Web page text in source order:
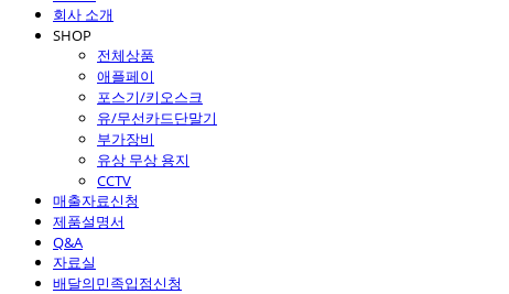
회사 소개
SHOP
전체상품
애플페이
포스기/키오스크
유/무선카드단말기
부가장비
유상 무상 용지
CCTV
매출자료신청
제품설명서
Q&A
자료실
배달의민족입점신청